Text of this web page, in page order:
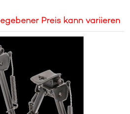
Preis kann variieren